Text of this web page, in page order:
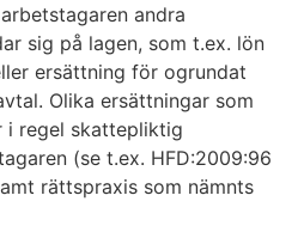
andra
sig på lagen, som t.ex. lön
ersättning för ogrundat
Olika ersättningar som
i regel skattepliktig
(se t.ex. HFD:2009:96
rättspraxis som nämnts